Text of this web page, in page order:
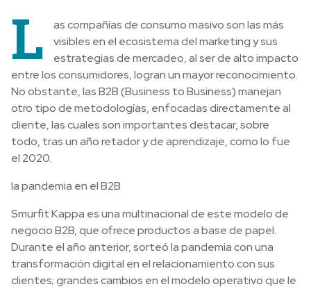
L
as compañías de consumo masivo son las más
visibles en el ecosistema del marketing y sus
estrategias de mercadeo, al ser de alto impacto
entre los consumidores, logran un mayor reconocimiento.
No obstante, las B2B (Business to Business) manejan
otro tipo de metodologías, enfocadas directamente al
cliente, las cuales son importantes destacar, sobre
todo, tras un año retador y de aprendizaje, como lo fue
el 2020.
la pandemia en el B2B
Smurfit Kappa es una multinacional de este modelo de
negocio B2B, que ofrece productos a base de papel.
Durante el año anterior, sorteó la pandemia con una
transformación digital en el relacionamiento con sus
clientes; grandes cambios en el modelo operativo que le